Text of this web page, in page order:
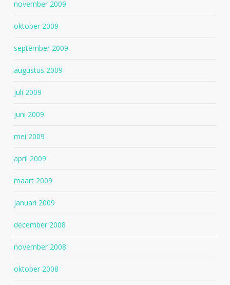
november 2009
oktober 2009
september 2009
augustus 2009
juli 2009
juni 2009
mei 2009
april 2009
maart 2009
januari 2009
december 2008
november 2008
oktober 2008